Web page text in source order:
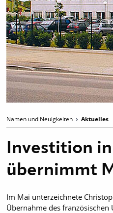
Namen und Neuigkeiten Aktuelles
Investition
übernimmt
Im Mai unterzeichnete
Übernahme des französischen